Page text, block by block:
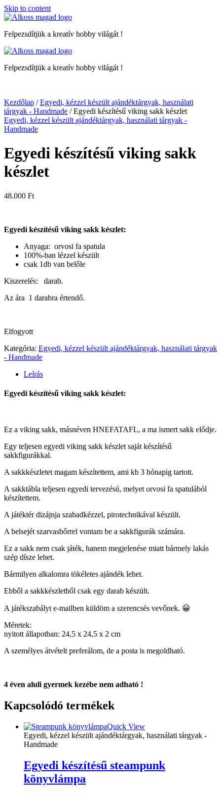
Skip to content
Felpezsdítjük a kreatív hobby világát !
Felpezsdítjük a kreatív hobby világát !
Kezdőlap /Egyedi, kézzel készült ajándéktárgyak, használati
tárgyak - Handmade / Egyedi készítésű viking sakk készlet
Egyedi, kézzel készült ajándéktárgyak, használati tárgyak -
Handmade
Egyedi készítésű viking sakk
készlet
48.000 Ft
Egyedi készítésű viking sakk készlet:
Anyaga: orvosi fa spatula
100%-ban lézzel készült
csak 1db van belőle
Kiszerelés: darab.
Az ára 1 darabra értendő.
Elfogyott
Kategória: Egyedi, kézzel készült ajándéktárgyak, használati tárgyak
- Handmade
Leírás
Egyedi készítésű viking sakk készlet:
Ez a viking sakk, másnéven HNEFATAFL, a ma ismert sakk elődje.
Egy teljesen egyedi viking sakk készlet saját készítésű
sakkfigurákkal.
A sakkkészletet magam készítettem, ami kb 3 hónapig tartott.
A sakktábla teljesen egyedi tervezésú, melyet orvosi fa spatulából
készítettem.
A játéktér dizájnja szabadkézzel, pirotechnikával készült.
A belsejét szarvasbőrrel vontam be a sakkfigurák számára.
Ez a sakk nem csak játék, hanem megjelenése miatt bármely lakás
szép dísze lehet.
Bármilyen alkalomra tökéletes ajándék lehet.
Ebből a sakkkészletből csak egy darab készült.
A játékszabályt e-mailben küldöm a szerencsés vevőnek. 😀
Méretek:
nyitott állapotban: 24,5 x 24,5 x 2 cm
A személyes átvételt preferálom, de a posta is megoldható.
4 éven aluli gyermek kezébe nem adható !
Kapcsolódó termékek
Quick View
Egyedi, kézzel készült ajándéktárgyak, használati tárgyak -
Handmade
Egyedi készítésű steampunk
könyvlámpa